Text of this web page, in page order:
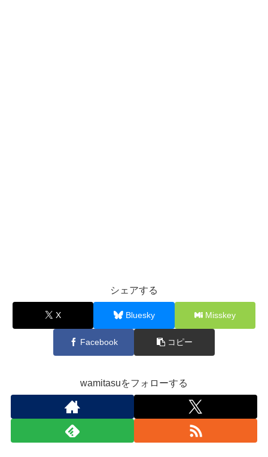
シェアする
X Bluesky Misskey
Facebook コピー
wamitasuをフォローする